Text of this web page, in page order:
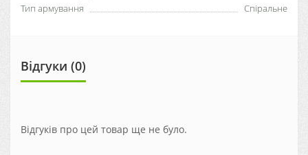
Тип армування
Спіральне
Відгуки (0)
Відгуків про цей товар ще не було.